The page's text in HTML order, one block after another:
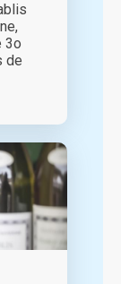
3o
de